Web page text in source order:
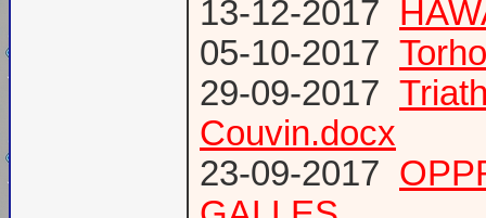
13-12-2017
05-10-2017
29-09-2017
Couvin.docx
23-09-2017